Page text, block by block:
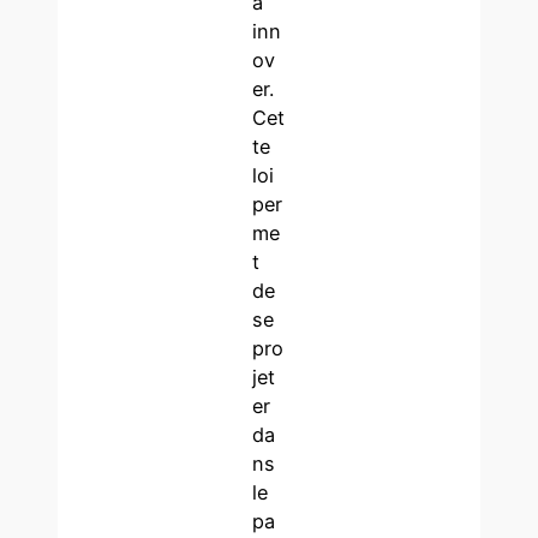
inn
ov
er.
Cet
te
loi
per
me
t
de
se
pro
jet
er
da
ns
le
pa